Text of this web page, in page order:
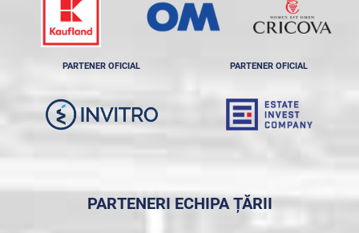
PARTENER OFICIAL PARTENER OFICIAL
PARTENERI ECHIPA ȚĂRII